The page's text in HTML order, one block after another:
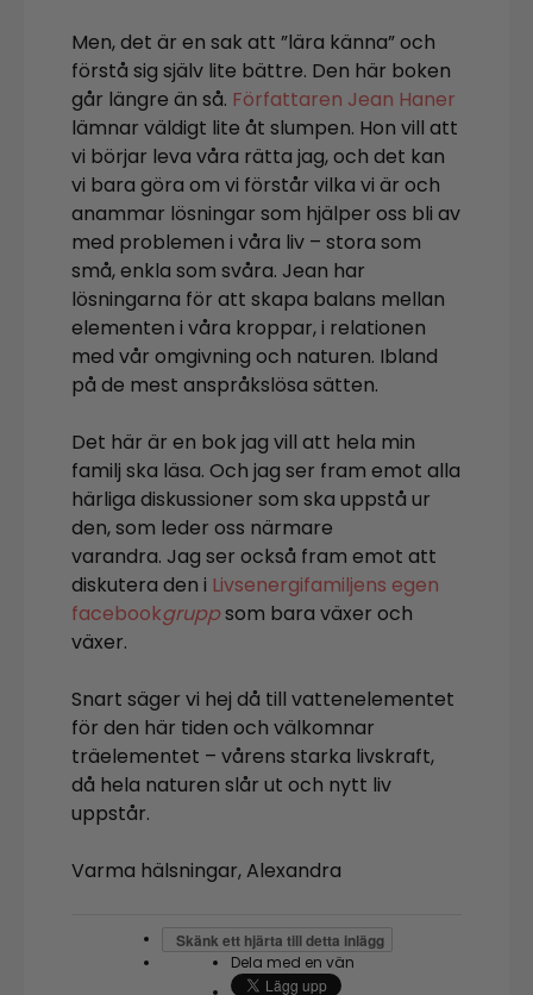
Men, det är en sak att ”lära känna” och
förstå sig själv lite bättre. Den här boken
går längre än så. Författaren Jean Haner
lämnar väldigt lite åt slumpen. Hon vill att
vi börjar leva våra rätta jag, och det kan
vi bara göra om vi förstår vilka vi är och
anammar lösningar som hjälper oss bli av
med problemen i våra liv – stora som
små, enkla som svåra. Jean har
lösningarna för att skapa balans mellan
elementen i våra kroppar, i relationen
med vår omgivning och naturen. Ibland
på de mest anspråkslösa sätten.
Det här är en bok jag vill att hela min
familj ska läsa. Och jag ser fram emot alla
härliga diskussioner som ska uppstå ur
den, som leder oss närmare
varandra. Jag ser också fram emot att
diskutera den i Livsenergifamiljens egen
facebookgruppsom bara växer och
växer.
Snart säger vi hej då till vattenelementet
för den här tiden och välkomnar
träelementet – vårens starka livskraft,
då hela naturen slår ut och nytt liv
uppstår.
Varma hälsningar, Alexandra
Skänk ett hjärta till detta inlägg
Dela med en vän